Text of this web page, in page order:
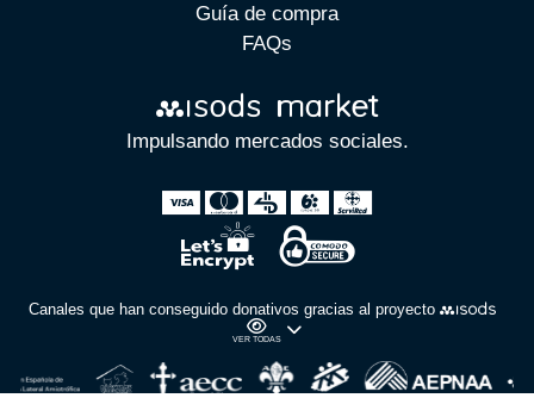
Guía de compra
FAQs
Impulsando mercados sociales.
Canales que han conseguido donativos gracias al proyecto
VER TODAS